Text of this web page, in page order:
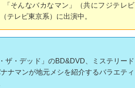
そんなバカなマン」（共にフジテレビ
テレビ東京系）に出演中。
ザ・デッド」のBD&DVD、ミステリード
ナマンが地元メシを紹介するバラエティ